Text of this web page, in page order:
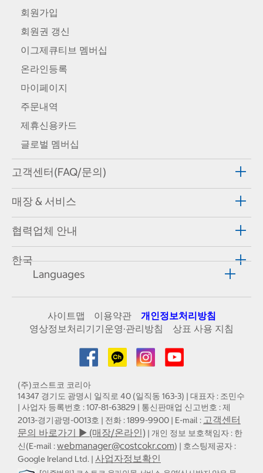
회원가입
회원권 갱신
이그제큐티브 멤버십
온라인등록
마이페이지
주문내역
제휴신용카드
글로벌 멤버십
고객센터(FAQ/문의)
매장 & 서비스
협력업체 안내
한국
Languages
사이트맵 이용약관
개인정보처리방침
영상정보처리기기운영·관리방침
상표 사용 지침
(주)코스트코 코리아
14347 경기도 광명시 일직로 40 (일직동 163-3) | 대표자 : 조민수
| 사업자 등록번호 : 107-81-63829 | 통신판매업 신고번호 : 제
2013-경기광명-0013호 | 전화 : 1899-9900 | E-mail : 고객센터
문의 바로가기 ▶ (매장/온라인) | 개인 정보 보호책임자 : 한
신(E-mail :webmanager@costcokr.com) | 호스팅제공자 :
Google Ireland Ltd. | 사업자정보확인